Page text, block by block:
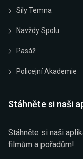
Síly Temna
Navždy Spolu
Pasáž
Policejní Akademie
Stáhněte si naši
Stáhněte si naši
filmům a pořadům!